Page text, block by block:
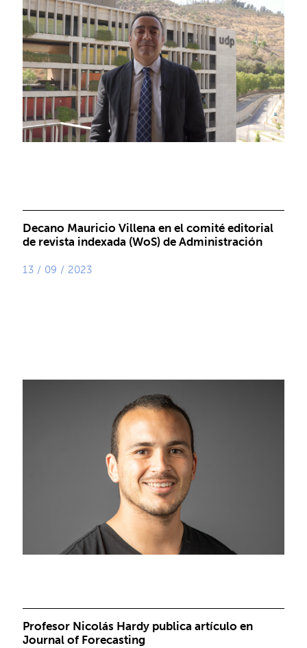
Decano Mauricio Villena en el comité editorial
de revista indexada (WoS) de Administración
13 / 09 / 2023
Profesor Nicolás Hardy publica artículo en
Journal of Forecasting